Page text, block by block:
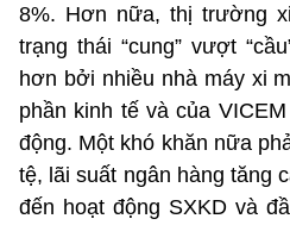
8%. Hơn nữa, thị trường
trạng thái “cung” vượt
hơn bởi nhiều nhà máy xi
phần kinh tế và của
động. Một khó khăn nữa
tệ, lãi suất ngân hàng tăng
đến hoạt động SXKD và